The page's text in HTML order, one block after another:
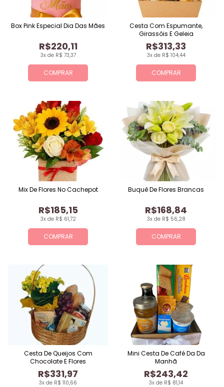
COMPRAR
3x de R$ 73,37
R$220,11
Box Pink Especial Dia Das Mães
COMPRAR
3x de R$ 104,44
R$313,33
Cesta Com Espumante,
Girassóis E Geleia
COMPRAR
3x de R$ 61,72
R$185,15
Mix De Flores No Cachepot
COMPRAR
3x de R$ 56,28
R$168,84
Buquê De Flores Brancas
3x de R$ 110,66
R$331,97
Cesta De Queijos Com
Chocolate E Flores
3x de R$ 81,14
R$243,42
Mini Cesta De Café Da Da
Manhã